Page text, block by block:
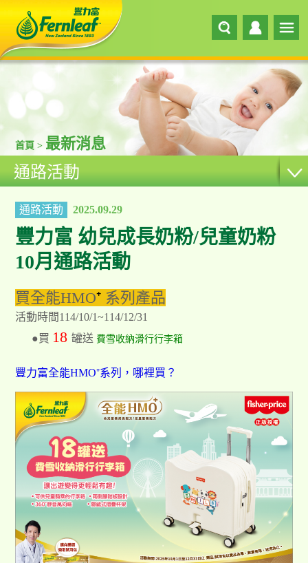
首頁 > 最新消息
通路活動
通路活動 2025.09.29
豐力富 幼兒成長奶粉/兒童奶粉
10月通路活動
買全能HMO⁺ 系列產品
活動時間114/10/1~114/12/31
●買 18罐送 費雪收納滑行行李箱
豐力富全能HMO⁺系列，哪裡買？